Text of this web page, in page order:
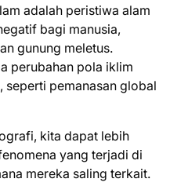
adalah peristiwa alam
bagi manusia,
gunung meletus.
perubahan pola iklim
pemanasan global
kita dapat lebih
yang terjadi di
mereka saling terkait.